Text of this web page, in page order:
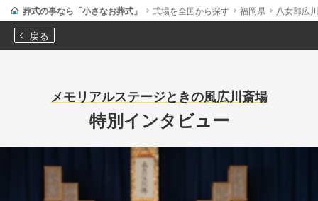
葬式の事なら「小さなお葬式」 式場を全国から探す 福岡県 八女郡広
戻る
メモリアルステージときの風広川斎場
特別インタビュー